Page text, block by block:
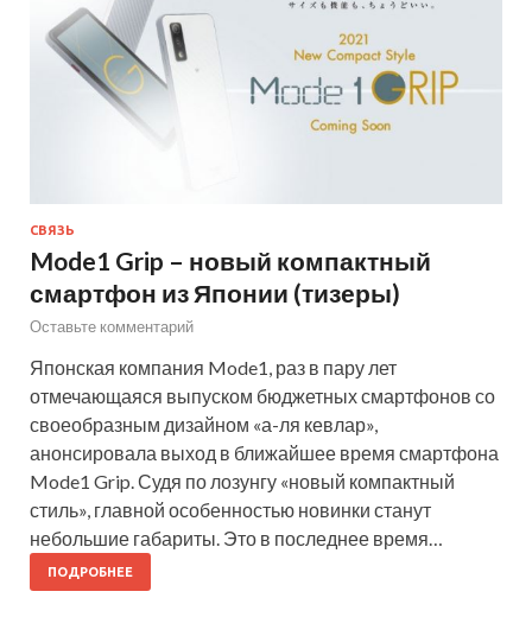
СВЯЗЬ
Mode1 Grip – новый компактный
смартфон из Японии (тизеры)
Оставьте комментарий
Японская компания Mode1, раз в пару лет
отмечающаяся выпуском бюджетных смартфонов со
своеобразным дизайном «а-ля кевлар»,
анонсировала выход в ближайшее время смартфона
Mode1 Grip. Судя по лозунгу «новый компактный
стиль», главной особенностью новинки станут
небольшие габариты. Это в последнее время…
ПОДРОБНЕЕ